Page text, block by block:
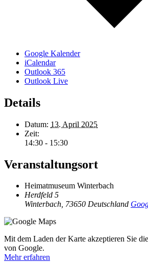
Google Kalender
iCalendar
Outlook 365
Outlook Live
Details
Datum: 13. April 2025
Zeit:
14:30 - 15:30
Veranstaltungsort
Heimatmuseum Winterbach
Herdfeld 5
Winterbach, 73650 Deutschland
Mit dem Laden der Karte akzeptieren Sie
von Google.
Mehr erfahren